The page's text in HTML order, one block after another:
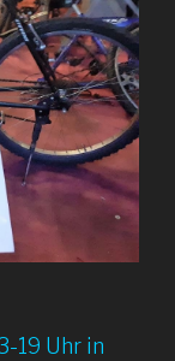
19 Uhr in